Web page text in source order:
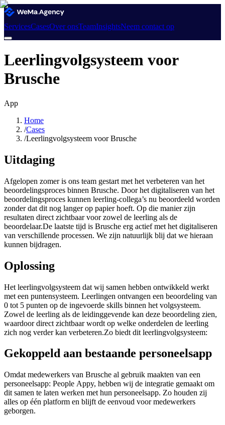
ServicesCasesOver onsTeamInsightsNeem contact op
Leerlingvolgsysteem voor
Brusche
App
Home
/Cases
/Leerlingvolgsysteem voor Brusche
Uitdaging
Afgelopen zomer is ons team gestart met het verbeteren van het
beoordelingsproces binnen Brusche. Door het digitaliseren van het
beoordelingsproces kunnen leerling-collega’s nu beoordeeld worden
zonder dat dit nog langer op papier hoeft. Op die manier zijn
resultaten direct zichtbaar voor zowel de leerling als de
beoordelaar.De laatste tijd is Brusche erg actief met het digitaliseren
van verschillende processen. We zijn natuurlijk blij dat we hieraan
kunnen bijdragen.
Oplossing
Het leerlingvolgsysteem dat wij samen hebben ontwikkeld werkt
met een puntensysteem. Leerlingen ontvangen een beoordeling van
0 tot 5 punten op de ingevoerde skills binnen het volgsysteem.
Zowel de leerling als de leidinggevende kan deze beoordeling zien,
waardoor direct zichtbaar wordt op welke onderdelen de leerling
zich nog verder kan verbeteren.Zo biedt dit leerlingvolgsysteem:
Gekoppeld aan bestaande personeelsapp
Omdat medewerkers van Brusche al gebruik maakten van een
personeelsapp: People Appy, hebben wij de integratie gemaakt om
dit samen te laten werken met hun personeelsapp. Zo houden zij
alles op één platform en blijft de eenvoud voor medewerkers
geborgen.